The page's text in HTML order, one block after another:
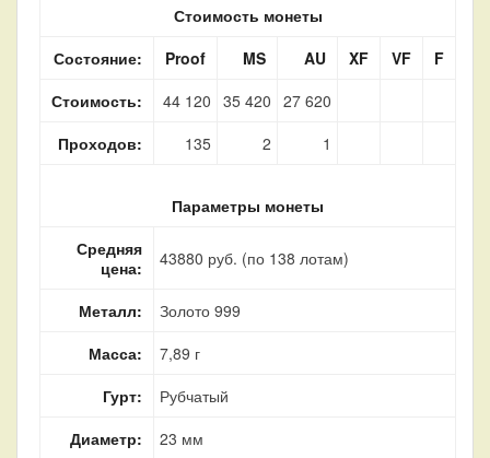
Стоимость монеты
Состояние:
Proof MS AU XF VF
F
Стоимость:
44 120 35 420 27 620
Проходов:
135 2 1
Параметры монеты
Средняя
цена:
43880 руб. (по 138 лотам)
Металл:
Золото 999
Масса:
7,89 г
Гурт:
Рубчатый
Диаметр:
23 мм